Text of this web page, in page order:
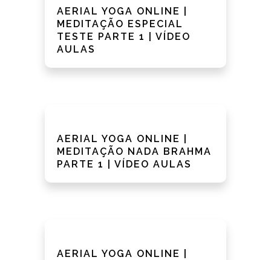
AERIAL YOGA ONLINE |
MEDITAÇÃO ESPECIAL
TESTE PARTE 1 | VÍDEO
AULAS
AERIAL YOGA ONLINE |
MEDITAÇÃO NADA BRAHMA
PARTE 1 | VÍDEO AULAS
AERIAL YOGA ONLINE |